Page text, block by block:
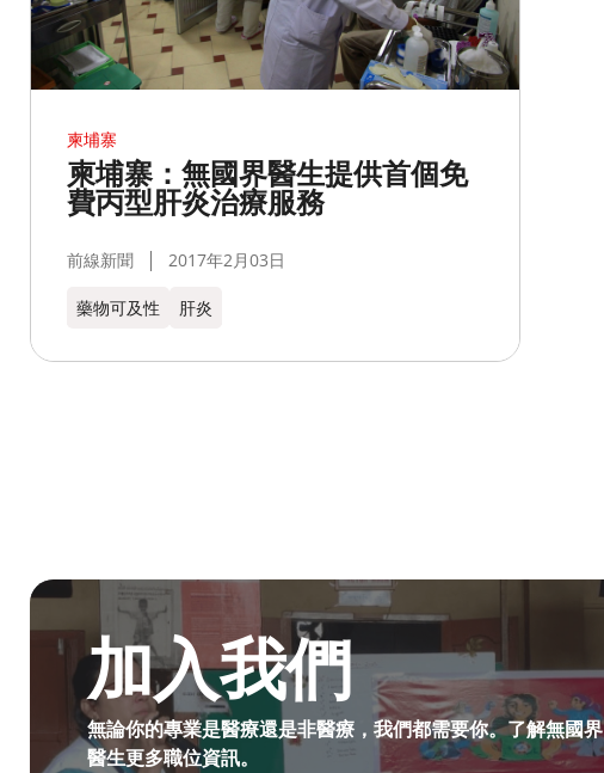
柬埔寨
柬埔寨：無國界醫生提供首個免
費丙型肝炎治療服務
前線新聞 2017年2月03日
藥物可及性 肝炎
加入我們
無論你的專業是醫療還是非醫療，我們都需要你。了解無國界
醫生更多職位資訊。​
成為無國界無援人員​